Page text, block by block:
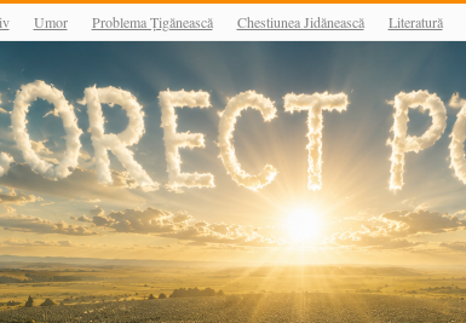
Umor Problema Țigănească Chestiunea Jidănească Literatură